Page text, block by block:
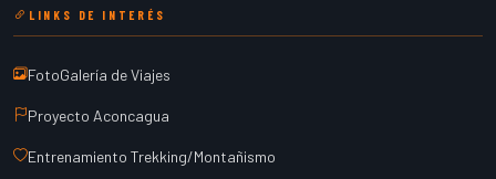
LINKS DE INTERÉS
FotoGalería de Viajes
Proyecto Aconcagua
Entrenamiento Trekking/Montañismo